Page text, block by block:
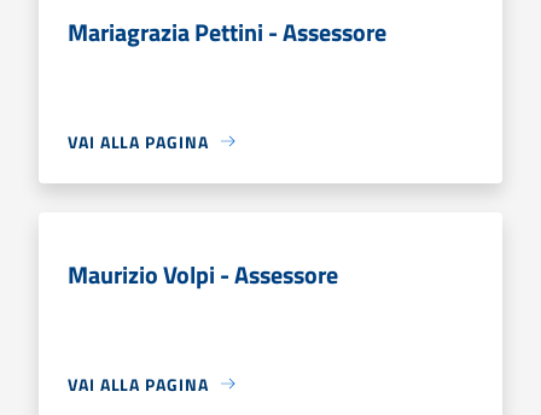
Mariagrazia Pettini - Assessore
VAI ALLA PAGINA
Maurizio Volpi - Assessore
VAI ALLA PAGINA